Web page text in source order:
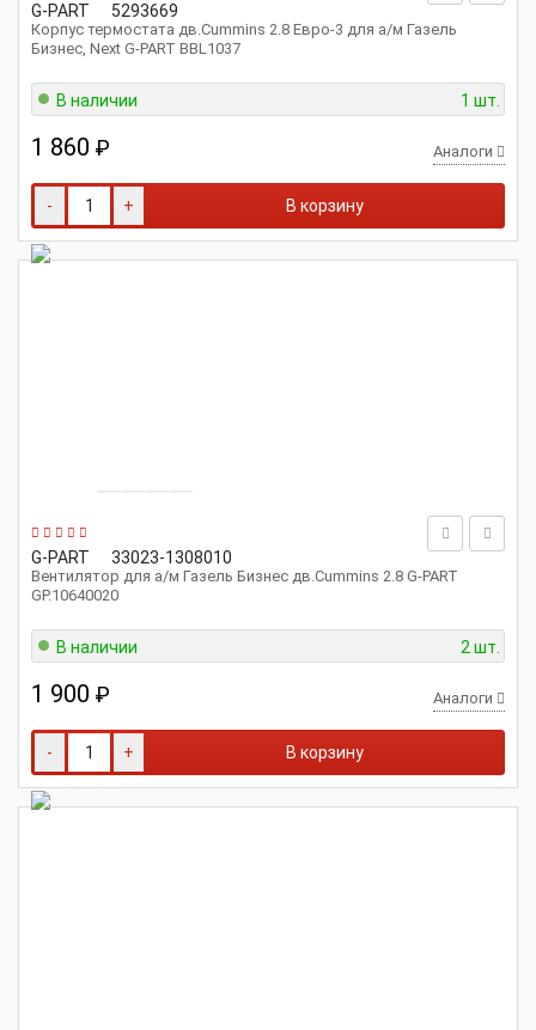
G-PART 5293669
Корпус термостата дв.Cummins 2.8 Евро-3 для а/м Газель
Бизнес, Next G-PART BBL1037
В наличии 1 шт.
1 860 ₽ Аналоги
- + В корзину
G-PART 33023-1308010
Вентилятор для а/м Газель Бизнес дв.Cummins 2.8 G-PART
GP.10640020
В наличии 2 шт.
1 900 ₽ Аналоги
- + В корзину